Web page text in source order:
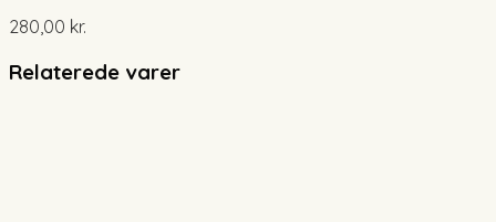
280,00 kr.
Relaterede varer